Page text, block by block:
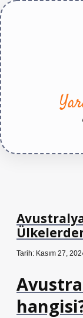
Tarih: Kasım 27,